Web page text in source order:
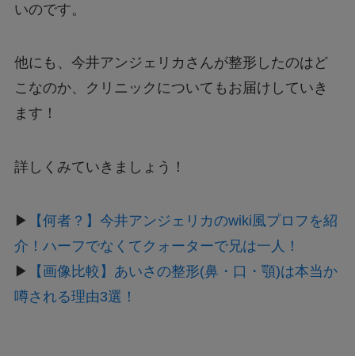
いのです。
他にも、今井アンジェリカさんが整形したのはど
こなのか、クリニックについてもお届けしていき
ます！
詳しくみていきましょう！
▶
【何者？】今井アンジェリカのwiki風プロフを紹
介！ハーフでなくてクォーターで兄は一人！
▶
【画像比較】あいさの整形(鼻・口・顎)は本当か
噂される理由3選！